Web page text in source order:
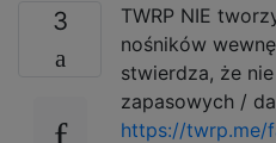
3
TWRP NIE
nośników
stwierdza, że
zapasowych /
https://twrp.me/